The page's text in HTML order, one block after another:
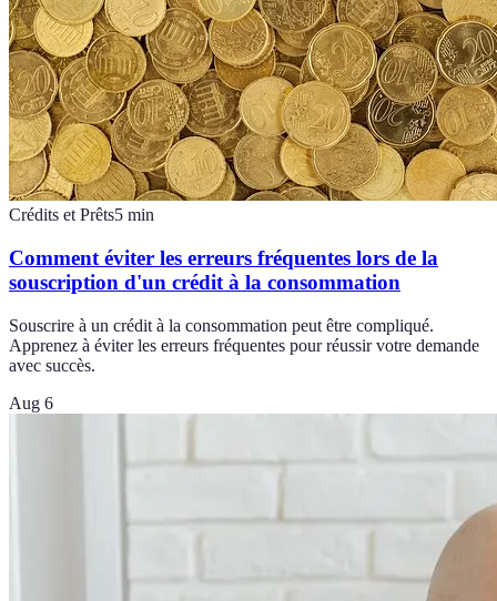
Crédits et Prêts5 min
Comment éviter les erreurs fréquentes lors de la
souscription d'un crédit à la consommation
Souscrire à un crédit à la consommation peut être compliqué.
Apprenez à éviter les erreurs fréquentes pour réussir votre demande
avec succès.
Aug 6